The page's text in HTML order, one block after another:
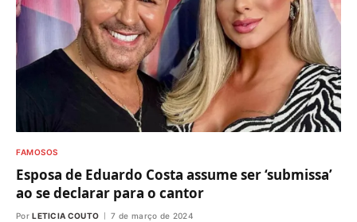
FAMOSOS
Esposa de Eduardo Costa assume ser ‘submissa’
ao se declarar para o cantor
Por LETICIA COUTO 7 de março de 2024